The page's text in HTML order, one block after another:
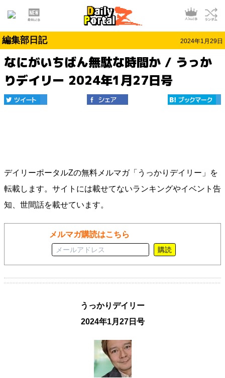
編集部日記 2024年1月29日
なにがいちばん無駄な時間か / うっか
りデイリー 2024年1月27日号
デイリーポータルZの無料メルマガ「うっかりデイリー」を
転載します。サイトには載せてないランキングやイベント告
知、世間話を載せています。
メルマガ購読はこちら
購読
うっかりデイリー
2024年1月27日号